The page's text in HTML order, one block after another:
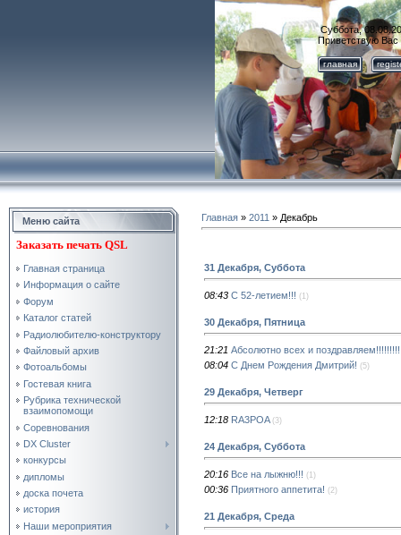
Суббота,
Приветствую Вас
главная
Меню сайта
Заказать печать QSL
Главная страница
Информация о сайте
Форум
Каталог статей
Радиолюбителю-конструктору
Файловый архив
Фотоальбомы
Гостевая книга
Рубрика технической
взаимопомощи
Соревнования
DX Cluster
конкурсы
дипломы
доска почета
история
Наши мероприятия
Главная » 2011 » Декабрь
31 Декабря, Суббота
08:43 С 52-летием!!! (1)
30 Декабря, Пятница
21:21 Абсолютно всех и
08:04 C Днем Рождения Дмитрий! (5)
29 Декабря, Четверг
12:18 RA3POA (3)
24 Декабря, Суббота
20:16 Все на лыжню!!! (1)
00:36 Приятного аппетита! (2)
21 Декабря, Среда